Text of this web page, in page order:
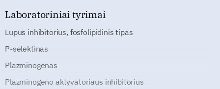
Laboratoriniai tyrimai
Lupus inhibitorius, fosfolipidinis tipas
P-selektinas
Plazminogenas
Plazminogeno aktyvatoriaus inhibitorius